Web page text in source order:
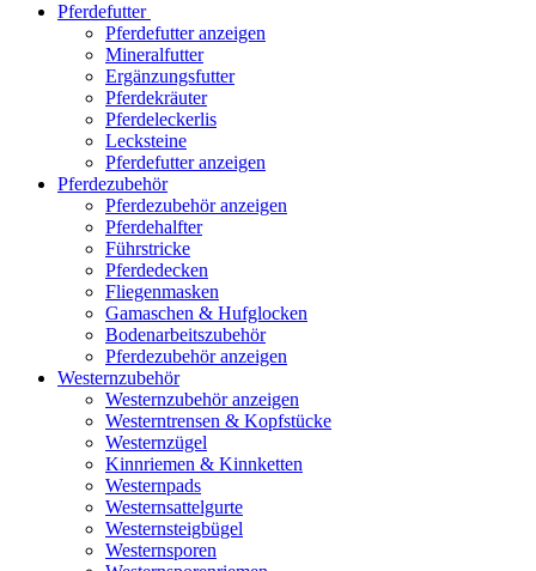
Pferdefutter
Pferdefutter anzeigen
Mineralfutter
Ergänzungsfutter
Pferdekräuter
Pferdeleckerlis
Lecksteine
Pferdefutter anzeigen
Pferdezubehör
Pferdezubehör anzeigen
Pferdehalfter
Führstricke
Pferdedecken
Fliegenmasken
Gamaschen & Hufglocken
Bodenarbeitszubehör
Pferdezubehör anzeigen
Westernzubehör
Westernzubehör anzeigen
Westerntrensen & Kopfstücke
Westernzügel
Kinnriemen & Kinnketten
Westernpads
Westernsattelgurte
Westernsteigbügel
Westernsporen